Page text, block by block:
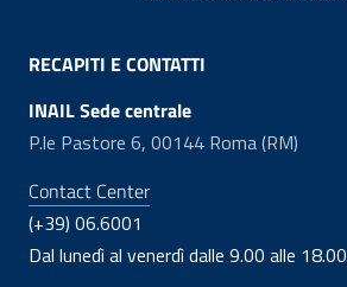
RECAPITI E CONTATTI
INAIL Sede centrale
P.le Pastore 6, 00144 Roma (RM)
Contact Center
(+39) 06.6001
Dal lunedì al venerdì dalle 9.00 alle 18.00